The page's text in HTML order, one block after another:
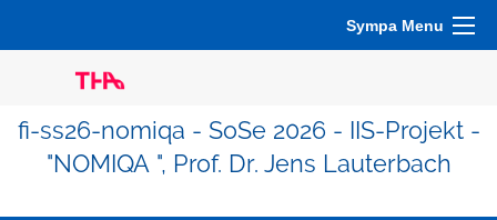
Sympa Menu
fi-ss26-nomiqa - SoSe 2026 - IIS-Projekt -
"NOMIQA ", Prof. Dr. Jens Lauterbach